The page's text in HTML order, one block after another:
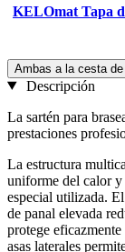
KELOmat Tapa
Ambas a la cesta
Descripción
La sartén para
prestaciones
La estructura
uniforme del calor y
especial utilizada.
de panal elevada
protege
asas laterales